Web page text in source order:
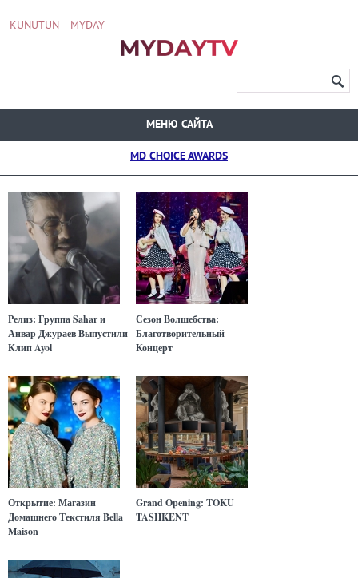
KUNUTUN MYDAY
МЕНЮ САЙТА
MD CHOICE AWARDS
Релиз: Группа Sahar и
Анвар Джураев Выпустили
Клип Ayol
Сезон Волшебства:
Благотворительный
Концерт
Открытие: Магазин
Домашнего Текстиля Bella
Maison
Grand Opening: TOKU
TASHKENT